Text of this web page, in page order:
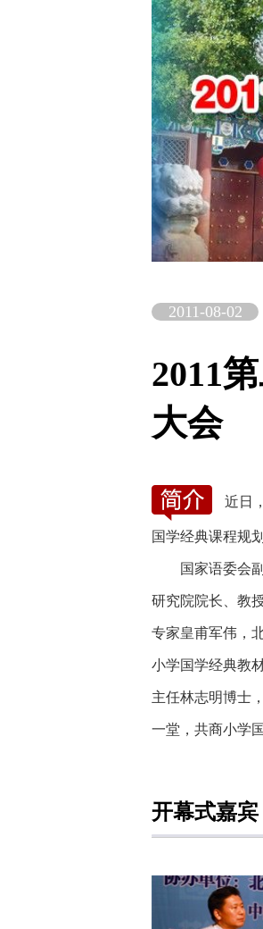
2011-08-02
2011
大会
近日
国学经典课程规
国家语委会副
研究院院长、教
专家皇甫军伟，
小学国学经典教
主任林志明博士
一堂，共商小学
开幕式嘉宾